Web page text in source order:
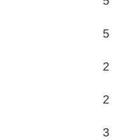
5
2
2
3